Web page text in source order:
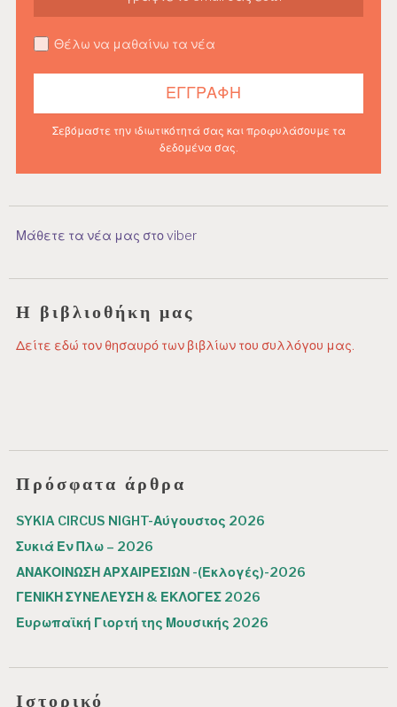
Θέλω να μαθαίνω τα νέα
Σεβόμαστε την ιδιωτικότητά σας και προφυλάσουμε τα
δεδομένα σας.
Μάθετε τα νέα μας στο viber
Η βιβλιοθήκη μας
Δείτε εδώ τον θησαυρό των βιβλίων του συλλόγου μας.
Πρόσφατα άρθρα
SYKIA CIRCUS NIGHT-Αύγουστος 2026
Συκιά Εν Πλω – 2026
ΑΝΑΚΟΙΝΩΣΗ ΑΡΧΑΙΡΕΣΙΩΝ -(Εκλογές)-2026
ΓΕΝΙΚΗ ΣΥΝΕΛΕΥΣΗ & ΕΚΛΟΓΕΣ 2026
Ευρωπαϊκή Γιορτή της Μουσικής 2026
Ιστορικό